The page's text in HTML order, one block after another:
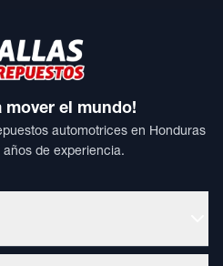
mover el mundo!
automotrices en Honduras
de experiencia.